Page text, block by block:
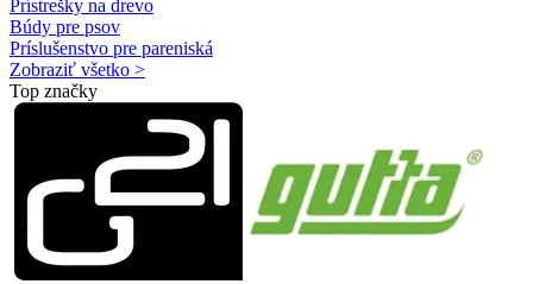
Prístrešky na drevo
Búdy pre psov
Príslušenstvo pre pareniská
Zobraziť všetko >
Top značky